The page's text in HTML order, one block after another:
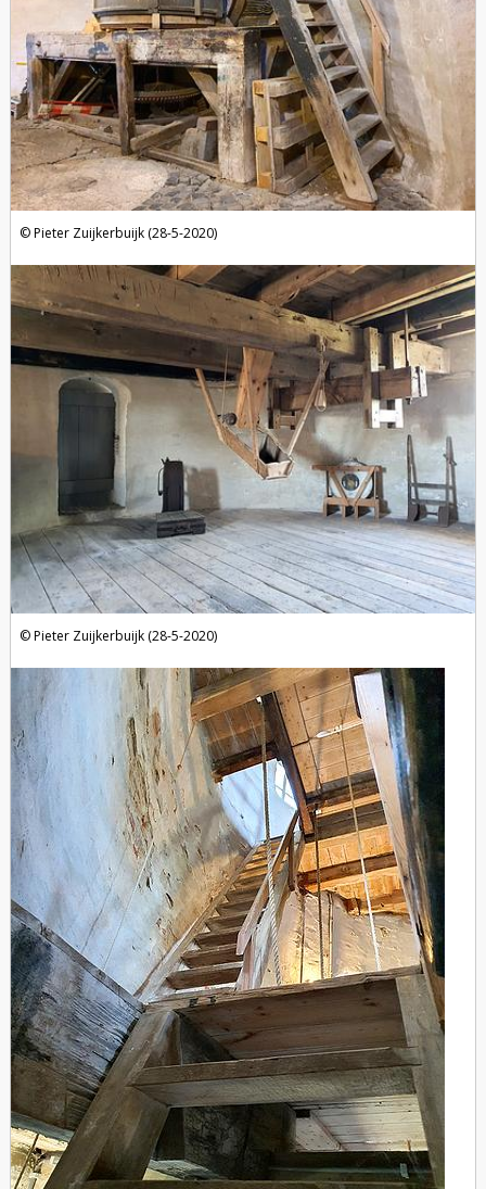
Pieter Zuijkerbuijk (28-5-2020)
Pieter Zuijkerbuijk (28-5-2020)